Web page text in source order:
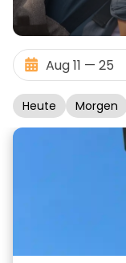
Heute Morgen